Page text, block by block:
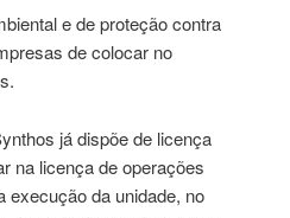
e de proteção contra
de colocar no
já dispõe de licença
na licença de operações
execução da unidade, no